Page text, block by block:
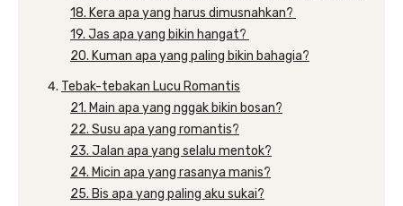
18. Kera apa yang harus dimusnahkan?
19. Jas apa yang bikin hangat?
20. Kuman apa yang paling bikin bahagia?
Tebak-tebakan Lucu Romantis
21. Main apa yang nggak bikin bosan?
22. Susu apa yang romantis?
23. Jalan apa yang selalu mentok?
24. Micin apa yang rasanya manis?
25. Bis apa yang paling aku sukai?